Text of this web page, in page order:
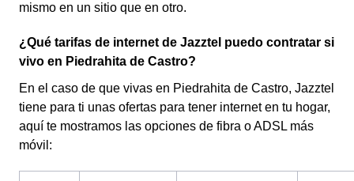
mismo en un sitio que en otro.
¿Qué tarifas de internet de Jazztel puedo contratar si
vivo en Piedrahita de Castro?
En el caso de que vivas en Piedrahita de Castro, Jazztel
tiene para ti unas ofertas para tener internet en tu hogar,
aquí te mostramos las opciones de fibra o ADSL más
móvil: